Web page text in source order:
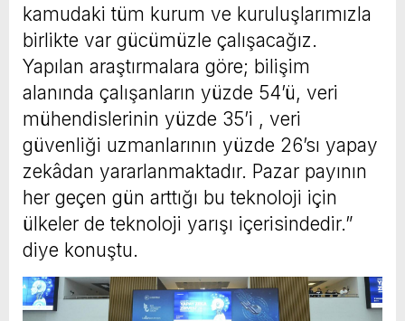
kamudaki tüm kurum ve kuruluşlarımızla
birlikte var gücümüzle çalışacağız.
Yapılan araştırmalara göre; bilişim
alanında çalışanların yüzde 54’ü, veri
mühendislerinin yüzde 35’i , veri
güvenliği uzmanlarının yüzde 26’sı yapay
zekâdan yararlanmaktadır. Pazar payının
her geçen gün arttığı bu teknoloji için
ülkeler de teknoloji yarışı içerisindedir.”
diye konuştu.